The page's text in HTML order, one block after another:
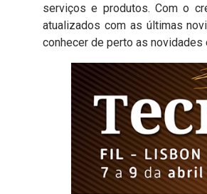
serviços e produtos. Com o
atualizados com as últimas
conhecer de perto as